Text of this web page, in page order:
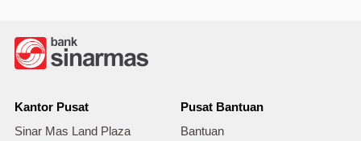
Kantor Pusat
Sinar Mas Land Plaza
Pusat Bantuan
Bantuan